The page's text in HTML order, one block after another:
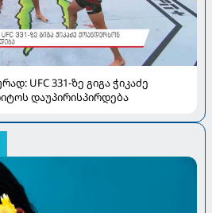
UFC 331-ზე გიგა ჭიკაძე
დაუპირისპირდება